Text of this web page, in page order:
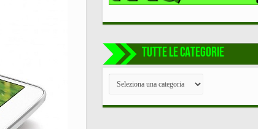
TUTTE LE CATEGORIE
TUTTE
CATEGORIE